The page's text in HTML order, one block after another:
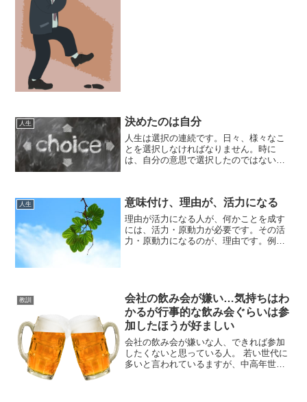
人生 決めたのは自分
人生は選択の連続です。日々、様々なこ
とを選択しなければなりません。時に
は、自分の意思で選択したのではないと
思いがちですが、突き詰めれ...
人生 意味付け、理由が、活力になる
理由が活力になる人が、何かことを成す
には、活力・原動力が必要です。その活
力・原動力になるのが、理由です。例え
教訓
会社の飲み会が嫌い…気持ちはわ
かるが行事的な飲み会ぐらいは参
加したほうが好ましい
会社の飲み会が嫌いな人、できれば参加
したくないと思っている人。 若い世代に
多いと言われているますが、中高年世代